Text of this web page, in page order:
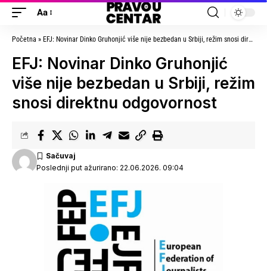
Aa
Početna » EFJ: Novinar Dinko Gruhonjić više nije bezbedan u Srbiji, režim snosi direktnu odgovornost
EFJ: Novinar Dinko Gruhonjić
više nije bezbedan u Srbiji, režim
snosi direktnu odgovornost
Poslednji put ažurirano: 22.06.2026. 09:04